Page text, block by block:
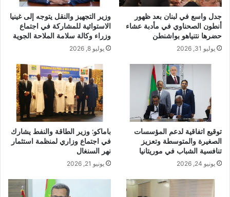
جدل واسع في لبنان بعد ظهور
أنطون الصحناوي في مأدبة عشاء
حضرها نتنياهو بواشنطن
يوليو 31, 2026
وزير التجهيز والنقل يتوجه إلى غينيا
الاستوائية للمشاركة في اجتماع
وزراء وكالة سلامة الملاحة الجوية
يوليو 8, 2026
توقيع اتفاقية لدعم المؤسسات
الصغيرة والمتوسطة وتعزيز
تنافسية الشباب في موريتانيا
يونيو 24, 2026
باماكو: وزير الطاقة والنفط يشارك
في اجتماع وزاري لمنظمة استثمار
نهر السنغال
يونيو 21, 2026